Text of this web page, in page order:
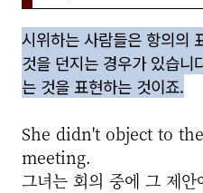
시위하는 사람들은 항의의
것을 던지는 경우가 있습니
는 것을 표현하는 것이죠.
She didn't object to
meeting.
그녀는 회의 중에 그 제안